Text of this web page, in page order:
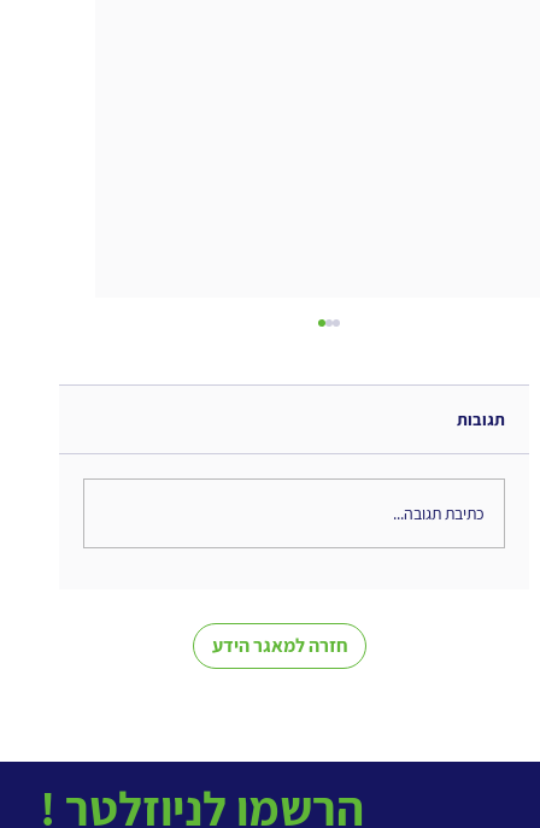
חזרה למאגר הידע
למידה אבולוציונית - סיכום ספר
תגובות
כתיבת תגובה...
! הרשמו לניוזלטר